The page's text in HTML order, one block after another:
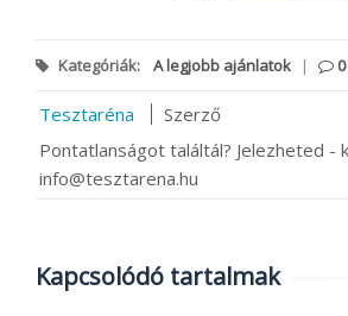
Kategóriák: A legjobb ajánlatok | 0
Tesztaréna
Szerző
Pontatlanságot találtál? Jelezheted -
info@tesztarena.hu
Kapcsolódó tartalmak